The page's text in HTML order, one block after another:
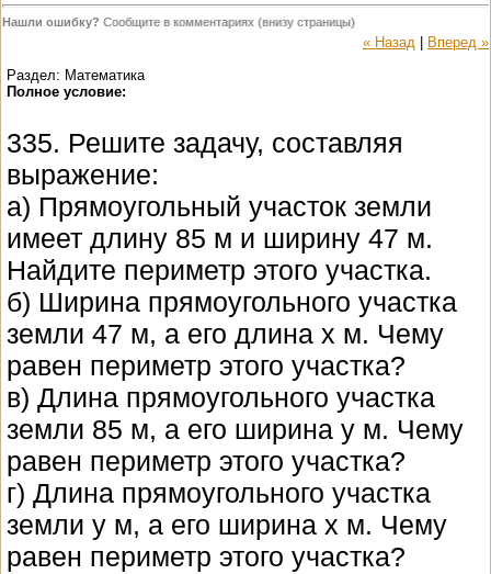
Нашли ошибку? Сообщите в комментариях (внизу страницы)
« Назад
Вперед »
Раздел: Математика
Полное условие:
335. Решите задачу, составляя
выражение:
а) Прямоугольный участок земли
имеет длину 85 м и ширину 47 м.
Найдите периметр этого участка.
б) Ширина прямоугольного участка
земли 47 м, а его длина x м. Чему
равен периметр этого участка?
в) Длина прямоугольного участка
земли 85 м, а его ширина y м. Чему
равен периметр этого участка?
г) Длина прямоугольного участка
земли y м, а его ширина x м. Чему
равен периметр этого участка?